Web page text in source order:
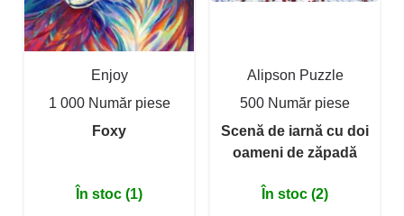
Enjoy
1 000 Număr piese
Foxy
În stoc (1)
Alipson Puzzle
500 Număr piese
Scenă de iarnă cu doi
oameni de zăpadă
În stoc (2)